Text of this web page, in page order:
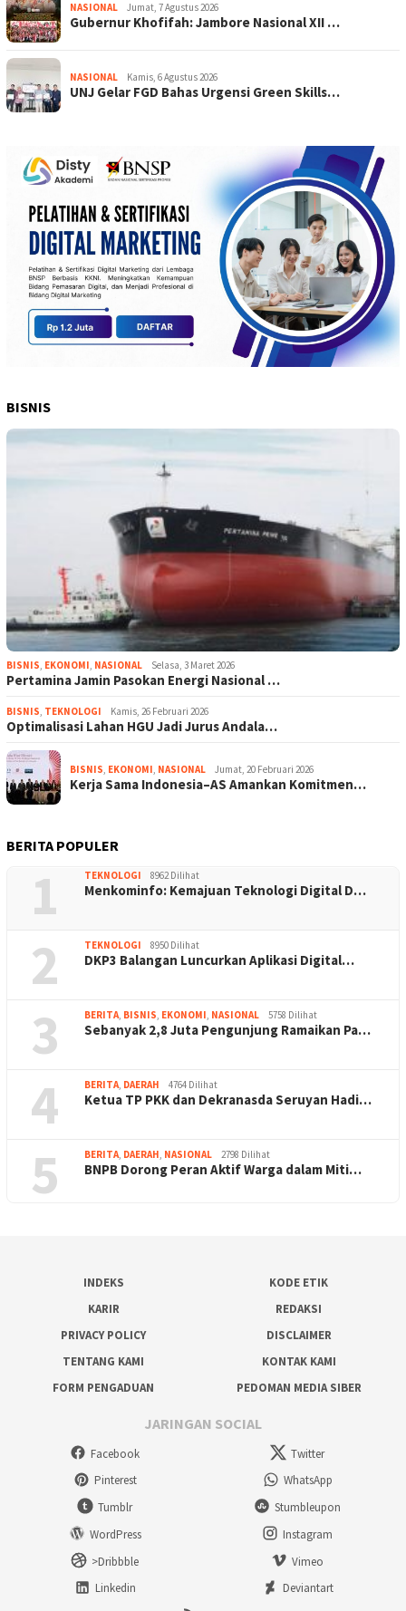
NASIONAL Jumat, 7 Agustus 2026
Gubernur Khofifah: Jambore Nasional XII …
NASIONAL Kamis, 6 Agustus 2026
UNJ Gelar FGD Bahas Urgensi Green Skills…
BISNIS
BISNIS, EKONOMI, NASIONAL Selasa, 3 Maret 2026
Pertamina Jamin Pasokan Energi Nasional …
BISNIS, TEKNOLOGI Kamis, 26 Februari 2026
Optimalisasi Lahan HGU Jadi Jurus Andala…
BISNIS, EKONOMI, NASIONAL Jumat, 20 Februari 2026
Kerja Sama Indonesia–AS Amankan Komitmen…
BERITA POPULER
1 TEKNOLOGI 8962 Dilihat
Menkominfo: Kemajuan Teknologi Digital D…
2 TEKNOLOGI 8950 Dilihat
DKP3 Balangan Luncurkan Aplikasi Digital…
3 BERITA, BISNIS, EKONOMI, NASIONAL 5758 Dilihat
Sebanyak 2,8 Juta Pengunjung Ramaikan Pa…
4 BERITA, DAERAH 4764 Dilihat
Ketua TP PKK dan Dekranasda Seruyan Hadi…
5 BERITA, DAERAH, NASIONAL 2798 Dilihat
BNPB Dorong Peran Aktif Warga dalam Miti…
INDEKS
KODE ETIK
KARIR
REDAKSI
PRIVACY POLICY
DISCLAIMER
TENTANG KAMI
KONTAK KAMI
FORM PENGADUAN
PEDOMAN MEDIA SIBER
JARINGAN SOCIAL
Facebook
Twitter
Pinterest
WhatsApp
Tumblr
Stumbleupon
WordPress
Instagram
>Dribbble
Vimeo
Linkedin
Deviantart